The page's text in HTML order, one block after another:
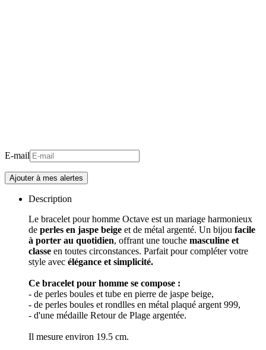
E-mail
Description
Le bracelet pour homme Octave est un mariage harmonieux
de perles en jaspe beige et de métal argenté. Un bijou facile
à porter au quotidien, offrant une touche masculine et
classe en toutes circonstances. Parfait pour compléter votre
style avec élégance et simplicité.
Ce bracelet pour homme se compose :
- de perles boules et tube en pierre de jaspe beige,
- de perles boules et rondlles en métal plaqué argent 999,
- d'une médaille Retour de Plage argentée.
Il mesure environ 19.5 cm.